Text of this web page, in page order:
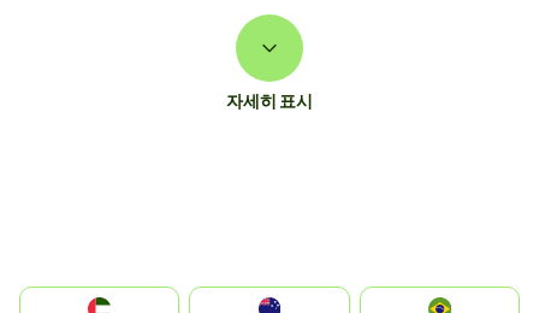
자세히 표시